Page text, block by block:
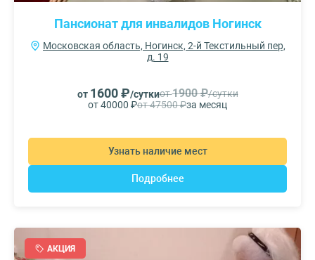
Пансионат для инвалидов Ногинск
Московская область, Ногинск, 2-й Текстильный пер,
д. 19
от 1600 ₽/суткиот1900 ₽/сутки
от 40000 ₽от 47500 ₽за месяц
Узнать наличие мест
Подробнее
АКЦИЯ